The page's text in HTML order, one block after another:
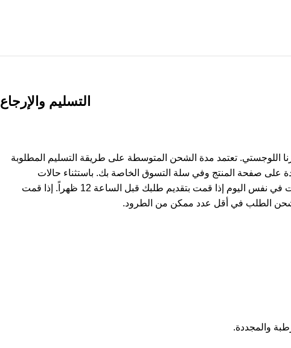
التسليم والإرجاع
اللوجستي. تعتمد مدة الشحن المتوسطة على طريقة التسليم المطلوبة
على صفحة المنتج وفي سلة التسوق الخاصة بك. باستثناء حالات
استثنائية، يتم شحن المنتجات في نفس اليوم إذا قمت بتقديم طلبك قبل الساعة 12 ظهراً. إذا قمت
الطلب في أقل عدد ممكن من الطرود.